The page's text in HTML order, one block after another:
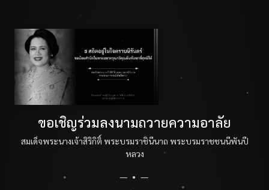
ขอเชิญร่วมลงนามถวายความอาลัย
สมเด็จพระนางเจ้าสิริกิติ์ พระบรมราชินีนาถ พระบรมราชชนนีพันปี
หลวง
— • —